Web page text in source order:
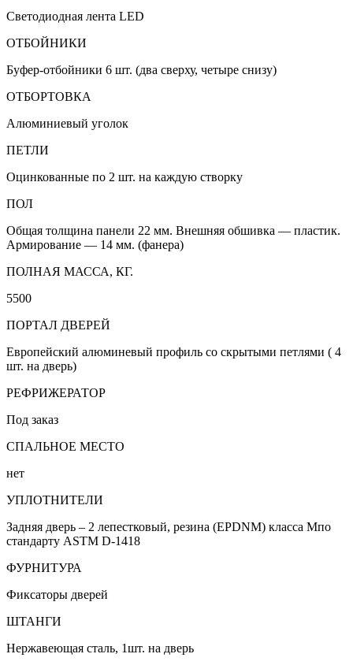
Светодиодная лента LED
ОТБОЙНИКИ
Буфер-отбойники 6 шт. (два сверху, четыре снизу)
ОТБОРТОВКА
Алюминиевый уголок
ПЕТЛИ
Оцинкованные по 2 шт. на каждую створку
ПОЛ
Общая толщина панели 22 мм. Внешняя обшивка — пластик.
Армирование — 14 мм. (фанера)
ПОЛНАЯ МАССА, КГ.
5500
ПОРТАЛ ДВЕРЕЙ
Европейский алюминевый профиль со скрытыми петлями ( 4
шт. на дверь)
РЕФРИЖЕРАТОР
Под заказ
СПАЛЬНОЕ МЕСТО
нет
УПЛОТНИТЕЛИ
Задняя дверь – 2 лепестковый, резина (EPDNM) класса Мпо
стандарту ASTM D-1418
ФУРНИТУРА
Фиксаторы дверей
ШТАНГИ
Нержавеющая сталь, 1шт. на дверь